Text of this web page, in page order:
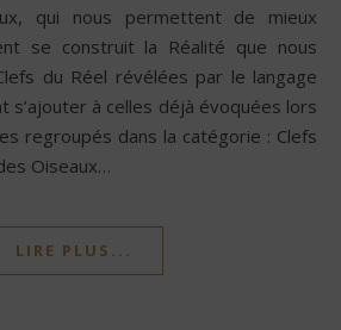
qui nous permettent de mieux
se construit la Réalité que nous
du Réel révélées par le langage
s’ajouter à celles déjà évoquées lors
regroupés dans la catégorie : Clefs
Oiseaux…
LIRE PLUS...